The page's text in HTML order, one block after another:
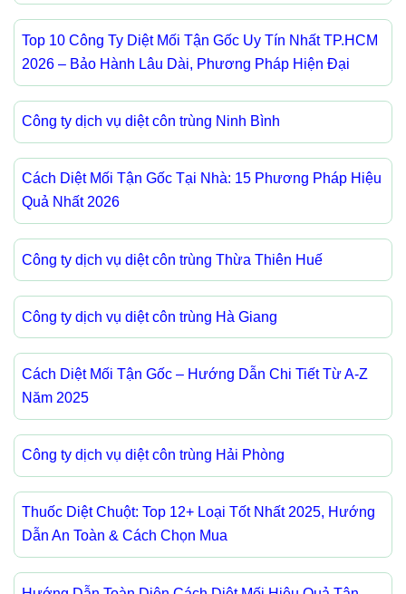
Top 10 Công Ty Diệt Mối Tận Gốc Uy Tín Nhất TP.HCM
2026 – Bảo Hành Lâu Dài, Phương Pháp Hiện Đại
Công ty dịch vụ diệt côn trùng Ninh Bình
Cách Diệt Mối Tận Gốc Tại Nhà: 15 Phương Pháp Hiệu
Quả Nhất 2026
Công ty dịch vụ diệt côn trùng Thừa Thiên Huế
Công ty dịch vụ diệt côn trùng Hà Giang
Cách Diệt Mối Tận Gốc – Hướng Dẫn Chi Tiết Từ A-Z
Năm 2025
Công ty dịch vụ diệt côn trùng Hải Phòng
Thuốc Diệt Chuột: Top 12+ Loại Tốt Nhất 2025, Hướng
Dẫn An Toàn & Cách Chọn Mua